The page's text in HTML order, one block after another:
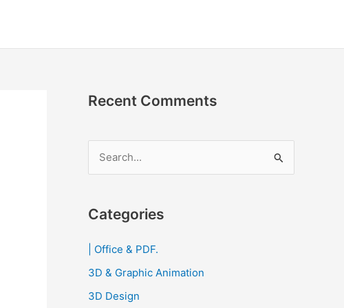
Recent Comments
r
h
f
o
Categories
| Office & PDF.
3D & Graphic Animation
3D Design